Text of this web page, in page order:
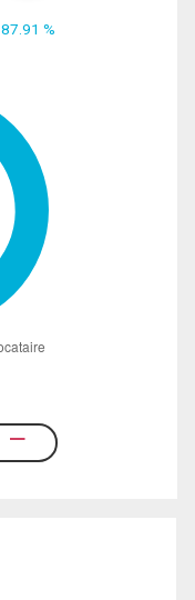
87.91 %